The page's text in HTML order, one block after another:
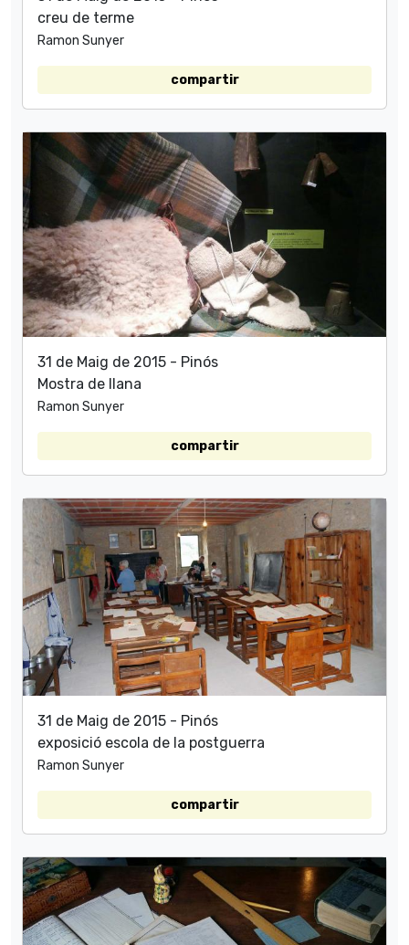
creu de terme
Ramon Sunyer
compartir
31 de Maig de 2015 - Pinós
Mostra de llana
Ramon Sunyer
compartir
31 de Maig de 2015 - Pinós
exposició escola de la postguerra
Ramon Sunyer
compartir